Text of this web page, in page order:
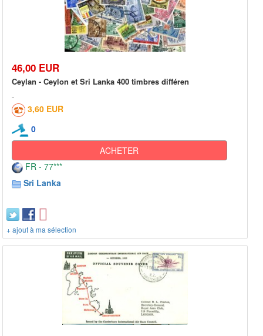
46,00 EUR
Ceylan - Ceylon et Sri Lanka 400 timbres différen
3,60 EUR
0
ACHETER
FR - 77***
Sri Lanka
+ ajout à ma sélection